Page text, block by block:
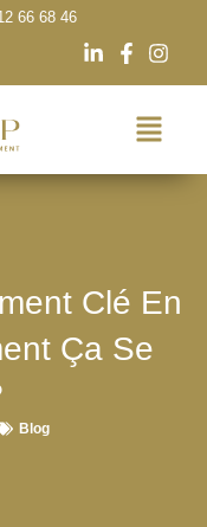
66 68 46
Clé En
Ça Se
Blog